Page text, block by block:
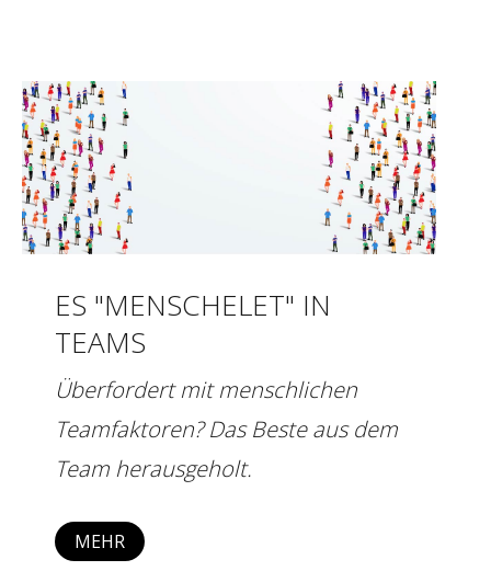
ES "MENSCHELET" IN
TEAMS
Überfordert mit menschlichen
Teamfaktoren? Das Beste aus dem
Team herausgeholt.
MEHR